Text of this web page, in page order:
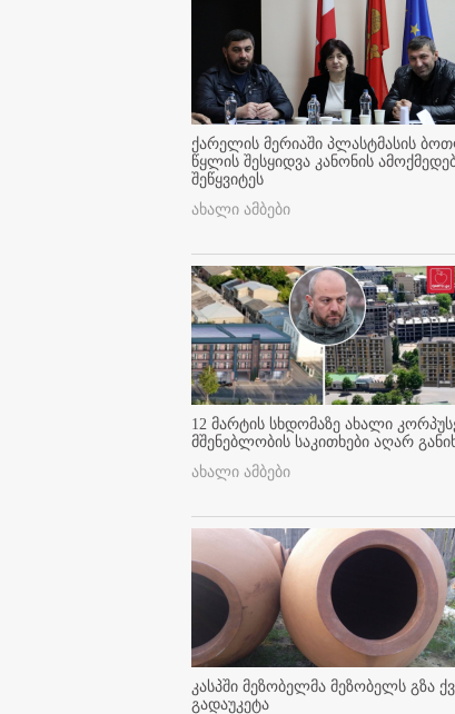
ქარელის მერიაში პლასტმასის
წყლის შესყიდვა კანონის
შეწყვიტეს
ახალი ამბები
12 მარტის სხდომაზე ახალი
მშენებლობის საკითხები აღარ
ახალი ამბები
კასპში მეზობელმა მეზობელს გზა
გადაუკეტა